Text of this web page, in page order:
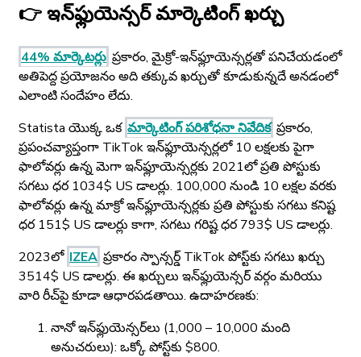
👉 ఇన్‌ఫ్లుయెన్సర్ మార్కెటింగ్ ఖర్చు
44% మార్కెటర్లు ప్రకారం, మైక్రో-ఇన్‌ఫ్లూయెన్సర్లతో పనిచేయడంలో
అతిపెద్ద ప్రయోజనం అది తక్కువ ఖర్చుతో కూడుకున్నదే అనడంలో
ఎలాంటి సందేహం లేదు.
Statista యొక్క ఒక మార్కెటింగ్ పరిశోధనా నివేదిక ప్రకారం,
ప్రపంచవ్యాప్తంగా TikTok ఇన్‌ఫ్లూయెన్సర్లలో 10 లక్షలకు పైగా
ఫాలోవర్లు ఉన్న మెగా ఇన్‌ఫ్లూయెన్సర్లకు 2021లో ప్రతి పోస్టుకు
సగటు ధర 1034$ US డాలర్లు. 100,000 నుండి 10 లక్షల వరకు
ఫాలోవర్లు ఉన్న మాక్రో ఇన్‌ఫ్లూయెన్సర్లకు ప్రతి పోస్టుకు సగటు కనిష్ట
ధర 151$ US డాలర్లు కాగా, సగటు గరిష్ట ధర 793$ US డాలర్లు.
2023లో IZEA ప్రకారం స్పాన్సర్డ్ TikTok పోస్ట్‌కు సగటు ఖర్చు
3514$ US డాలర్లు. ఈ ఖర్చులు ఇన్‌ఫ్లుయెన్సర్ వర్గం మరియు
వారి రీచ్‌పై కూడా ఆధారపడతాయి. ఉదాహరణకు:
నానో ఇన్‌ఫ్లుయెన్సర్‌లు (1,000 – 10,000 మంది
అనుచరులు): ఒక్కో పోస్ట్‌కు $800.